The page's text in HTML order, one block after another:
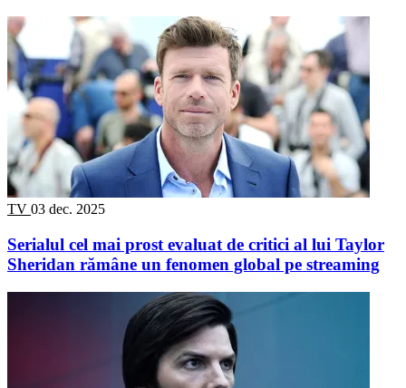
TV 03 dec. 2025
Serialul cel mai prost evaluat de critici al lui Taylor
Sheridan rămâne un fenomen global pe streaming